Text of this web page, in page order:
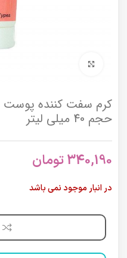
حجم 40 میلی لیتر
340,190تومان
در انبار موجود نمی باشد